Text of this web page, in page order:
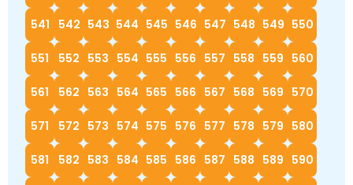
541 542 543 544 545 546 547 548 549 550
551 552 553 554 555 556 557 558 559 560
561 562 563 564 565 566 567 568 569 570
571 572 573 574 575 576 577 578 579 580
581 582 583 584 585 586 587 588 589 590